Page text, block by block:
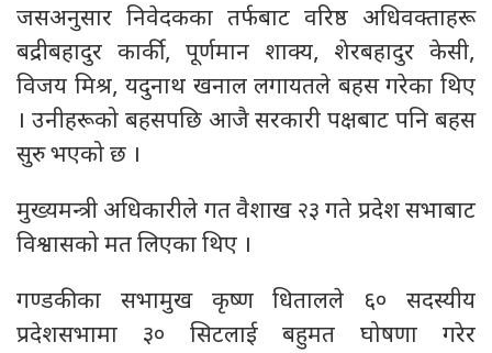
जसअनुसार निवेदकका तर्फबाट वरिष्ठ अधिवक्ताहरू
बद्रीबहादुर कार्की, पूर्णमान शाक्य, शेरबहादुर केसी,
विजय मिश्र, यदुनाथ खनाल लगायतले बहस गरेका थिए
। उनीहरूको बहसपछि आजै सरकारी पक्षबाट पनि बहस
सुरु भएको छ ।
मुख्यमन्त्री अधिकारीले गत वैशाख २३ गते प्रदेश सभाबाट
विश्वासको मत लिएका थिए ।
गण्डकीका सभामुख कृष्ण धितालले ६० सदस्यीय
प्रदेशसभामा ३० सिटलाई बहुमत घोषणा गरेर